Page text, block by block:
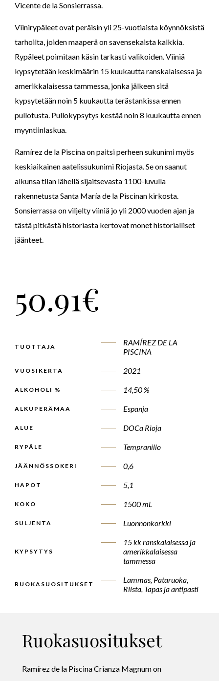
Vicente de la Sonsierrassa.
Viinirypäleet ovat peräisin yli 25-vuotiaista köynnöksistä
tarhoilta, joiden maaperä on savensekaista kalkkia.
Rypäleet poimitaan käsin tarkasti valikoiden. Viiniä
kypsytetään keskimäärin 15 kuukautta ranskalaisessa ja
amerikkalaisessa tammessa, jonka jälkeen sitä
kypsytetään noin 5 kuukautta terästankissa ennen
pullotusta. Pullokypsytys kestää noin 8 kuukautta ennen
myyntiinlaskua.
Ramírez de la Piscina on paitsi perheen sukunimi myös
keskiaikainen aatelissukunimi Riojasta. Se on saanut
alkunsa tilan lähellä sijaitsevasta 1100-luvulla
rakennetusta Santa María de la Piscinan kirkosta.
Sonsierrassa on viljelty viiniä jo yli 2000 vuoden ajan ja
tästä pitkästä historiasta kertovat monet historialliset
jäänteet.
50.91€
TUOTTAJA
RAMÍREZ DE LA
PISCINA
VUOSIKERTA 2021
ALKOHOLI % 14,50 %
ALKUPERÄMAA Espanja
ALUE DOCa Rioja
RYPÄLE Tempranillo
JÄÄNNÖSSOKERI 0,6
HAPOT 5,1
KOKO 1500 mL
SULJENTA Luonnonkorkki
KYPSYTYS
15 kk ranskalaisessa ja
amerikkalaisessa
tammessa
RUOKASUOSITUKSET
Lammas, Pataruoka,
Riista, Tapas ja antipasti
Ruokasuositukset
Ramírez de la Piscina Crianza Magnum on